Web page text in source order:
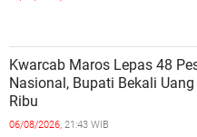
Kwarcab Maros Lepas 48
Nasional, Bupati Bekali
Ribu
06/08/2026, 21:43 WIB